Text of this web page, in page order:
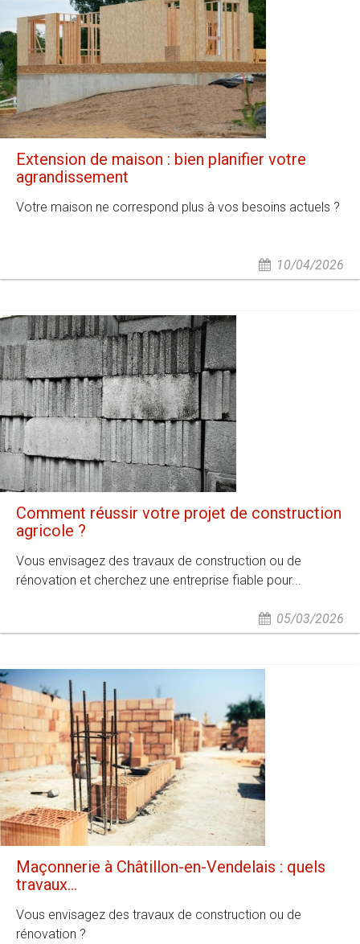
Extension de maison : bien planifier votre
agrandissement
Votre maison ne correspond plus à vos besoins actuels ?
10/04/2026
Comment réussir votre projet de construction
agricole ?
Vous envisagez des travaux de construction ou de
rénovation et cherchez une entreprise fiable pour...
05/03/2026
Maçonnerie à Châtillon-en-Vendelais : quels
travaux...
Vous envisagez des travaux de construction ou de
rénovation ?